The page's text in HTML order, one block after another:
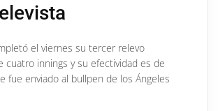
el viernes su tercer relevo
cuatro innings y su efectividad es de
fue enviado al bullpen de los Ángeles